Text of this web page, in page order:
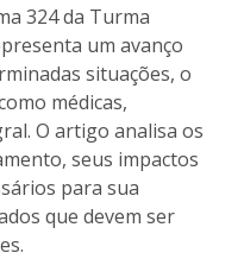
324 da Turma
um avanço
situações, o
médicas,
O artigo analisa os
seus impactos
para sua
que devem ser